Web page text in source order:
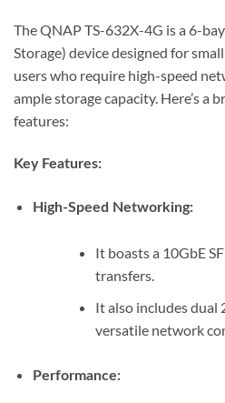
The QNAP TS-632X-4G is a 6-
Storage) device designed for
users who require high-speed
ample storage capacity. Here’s a
features:
Key Features:
High-Speed Networking:
It boasts a 10GbE
transfers.
It also includes dual
versatile network
Performance: